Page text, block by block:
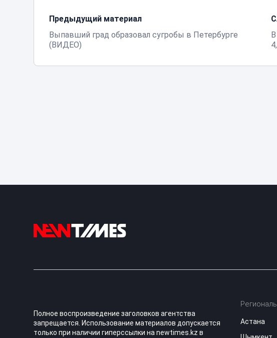
Предыдущий материал
Выпавший град образовал сугробы в Петербурге
(ВИДЕО)
Полное воспроизведение заголовков агентства
запрещается. Использование материалов допускается
только при наличии гиперссылки на newtimes.kz в
Астана